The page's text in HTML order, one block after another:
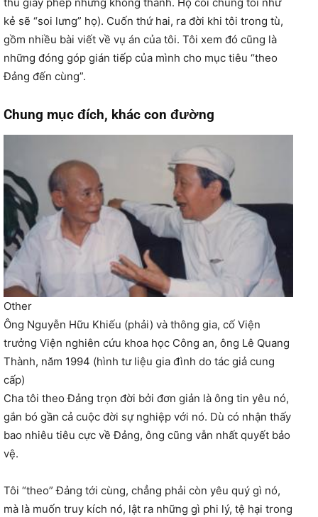
kẻ sẽ “soi lưng” họ). Cuốn thứ hai, ra đời khi tôi trong tù,
gồm nhiều bài viết về vụ án của tôi. Tôi xem đó cũng là
những đóng góp gián tiếp của mình cho mục tiêu “theo
Đảng đến cùng”.
Chung mục đích, khác con đường
Other
Ông Nguyễn Hữu Khiếu (phải) và thông gia, cố Viện
trưởng Viện nghiên cứu khoa học Công an, ông Lê Quang
Thành, năm 1994 (hình tư liệu gia đình do tác giả cung
cấp)
Cha tôi theo Đảng trọn đời bởi đơn giản là ông tin yêu nó,
gắn bó gần cả cuộc đời sự nghiệp với nó. Dù có nhận thấy
bao nhiêu tiêu cực về Đảng, ông cũng vẫn nhất quyết bảo
vệ.
Tôi “theo” Đảng tới cùng, chẳng phải còn yêu quý gì nó,
mà là muốn truy kích nó, lật ra những gì phi lý, tệ hại trong